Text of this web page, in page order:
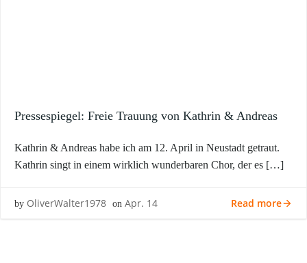
Pressespiegel: Freie Trauung von Kathrin & Andreas
Kathrin & Andreas habe ich am 12. April in Neustadt getraut.
Kathrin singt in einem wirklich wunderbaren Chor, der es […]
by OliverWalter1978 on Apr. 14 Read more